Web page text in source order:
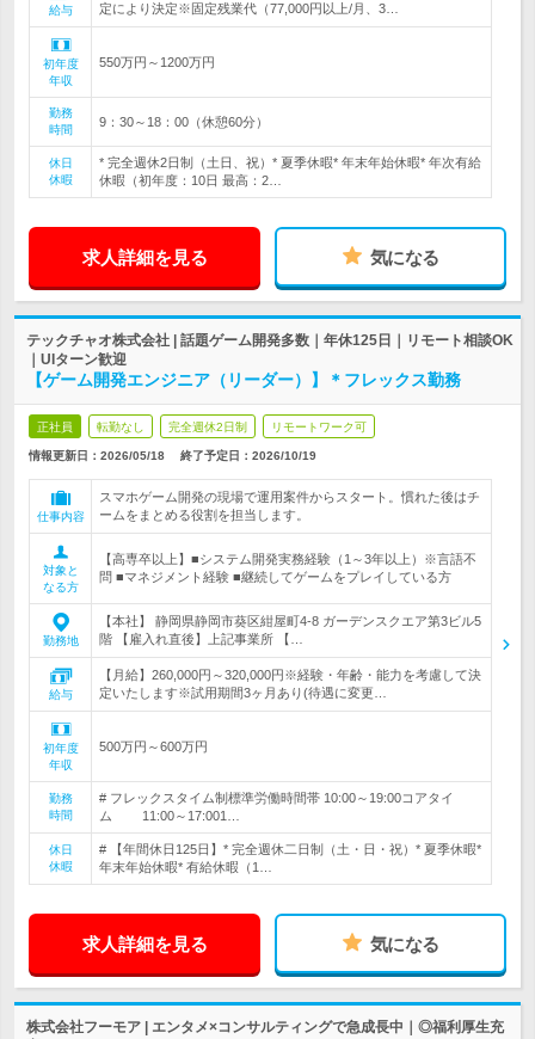
給与
定により決定※固定残業代（77,000円以上/月、3…
初年度
年収
550万円～1200万円
勤務
時間
9：30～18：00（休憩60分）
休日
休暇
* 完全週休2日制（土日、祝）* 夏季休暇* 年末年始休暇* 年次有給
休暇（初年度：10日 最高：2…
求人詳細を見る 気になる
テックチャオ株式会社 | 話題ゲーム開発多数｜年休125日｜リモート相談OK
｜UIターン歓迎
【ゲーム開発エンジニア（リーダー）】＊フレックス勤務
正社員 転勤なし 完全週休2日制 リモートワーク可
情報更新日：2026/05/18 終了予定日： 2026/10/19
仕事内容
スマホゲーム開発の現場で運用案件からスタート。慣れた後はチ
ームをまとめる役割を担当します。
対象と
なる方
【高専卒以上】■システム開発実務経験（1～3年以上）※言語不
問 ■マネジメント経験 ■継続してゲームをプレイしている方
勤務地
【本社】 静岡県静岡市葵区紺屋町4-8 ガーデンスクエア第3ビル5
階 【雇入れ直後】上記事業所 【…
給与
【月給】260,000円～320,000円※経験・年齢・能力を考慮して決
定いたします※試用期間3ヶ月あり(待遇に変更…
初年度
年収
500万円～600万円
勤務
時間
# フレックスタイム制標準労働時間帯 10:00～19:00コアタイ
ム 11:00～17:001…
休日
休暇
# 【年間休日125日】* 完全週休二日制（土・日・祝）* 夏季休暇*
年末年始休暇* 有給休暇（1…
求人詳細を見る 気になる
株式会社フーモア | エンタメ×コンサルティングで急成長中｜◎福利厚生充